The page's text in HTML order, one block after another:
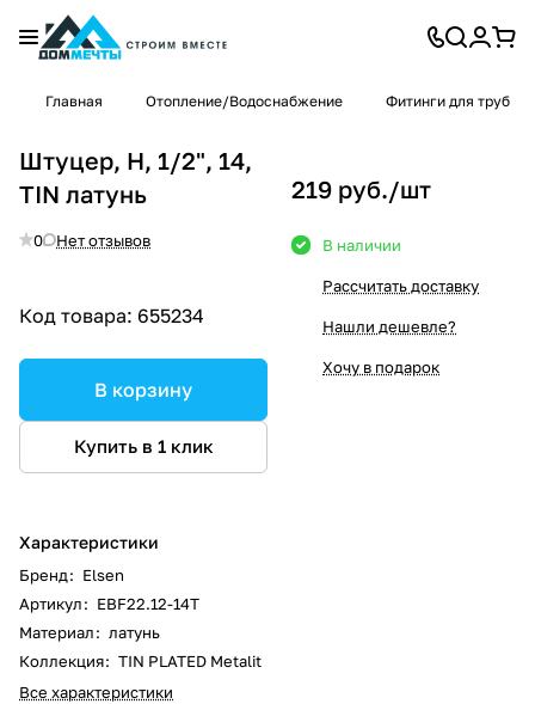
Главная Отопление/Водоснабжение Фитинги для труб
Штуцер, Н, 1/2", 14,
TIN латунь
0 Нет отзывов
Код товара: 655234
В корзину
Купить в 1 клик
Характеристики
Бренд: Elsen
Артикул: EBF22.12-14T
Материал: латунь
Коллекция: TIN PLATED Metalit
Все характеристики
219 руб./шт
В наличии
Рассчитать доставку
Нашли дешевле?
Хочу в подарок